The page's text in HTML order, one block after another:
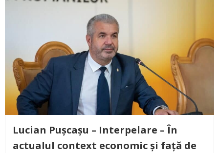
Lucian Pușcașu – Interpelare – În
actualul context economic și față de